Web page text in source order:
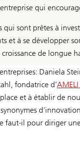
qui
qui sont prêtes à
et à se développer
de longue
Daniela
fondatrice d’
et à établir de
faut-il pour diriger